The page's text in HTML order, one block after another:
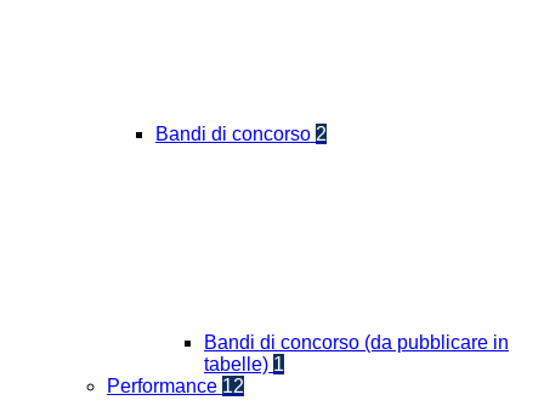
Bandi di concorso 2
Bandi di concorso (da pubblicare in
tabelle) 1
Performance 12